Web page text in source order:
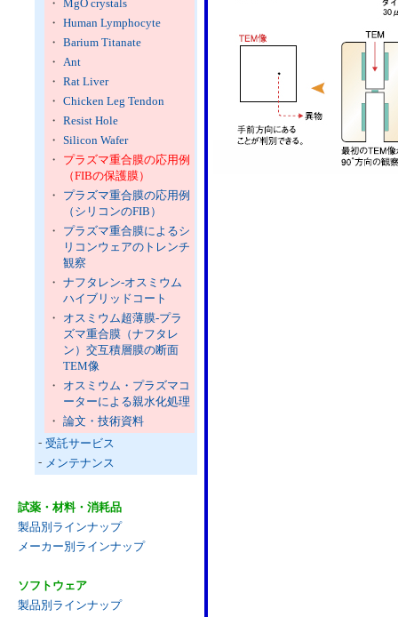
・ MgO crystals
・ Human Lymphocyte
・ Barium Titanate
・ Ant
・ Rat Liver
・ Chicken Leg Tendon
・ Resist Hole
・ Silicon Wafer
・
プラズマ重合膜の応用例
（FIBの保護膜）
・
プラズマ重合膜の応用例
（シリコンのFIB）
・
プラズマ重合膜によるシ
リコンウェアのトレンチ
観察
・ ナフタレン-オスミウム
ハイブリッドコート
・
オスミウム超薄膜-プラ
ズマ重合膜（ナフタレ
ン）交互積層膜の断面
TEM像
・
オスミウム・プラズマコ
ーターによる親水化処理
・ 論文・技術資料
- 受託サービス
- メンテナンス
試薬・材料・消耗品
製品別ラインナップ
メーカー別ラインナップ
ソフトウェア
製品別ラインナップ